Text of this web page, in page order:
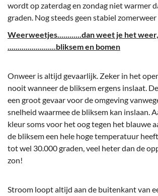
wordt op zaterdag en zondag niet warmer
graden. Nog steeds geen stabiel zomerweer
Weerweetjes............dan weet je het weer,
........................bliksem en bomen
Onweer is altijd gevaarlijk. Zeker in het
nooit wanneer de bliksem ergens inslaat.
een groot gevaar voor de omgeving
snelheid waarmee de bliksem kan inslaan.
kleur soms voor het oog tegen het blauwe
de bliksem een hele hoge temperatuur
tot wel 30.000 graden, veel heter dan de
zon!
Stroom loopt altijd aan de buitenkant van